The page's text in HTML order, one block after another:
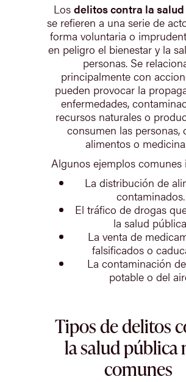
Los delitos contra la
se refieren a una serie de
forma voluntaria o
en peligro el bienestar y la
personas. Se
principalmente con
pueden provocar la
enfermedades,
recursos naturales o
consumen las personas,
alimentos o
Algunos ejemplos comunes
La distribución de
contaminados.
El tráfico de drogas
la salud
La venta de
falsificados o
La contaminación
potable o del
Tipos de delitos
la salud pública
comunes